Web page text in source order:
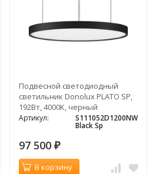
Подвесной светодиодный
светильник Donolux PLATO SP,
192Вт, 4000К, черный
Артикул: S111052D1200NW
Black Sp
97 500 ₽
В корзину